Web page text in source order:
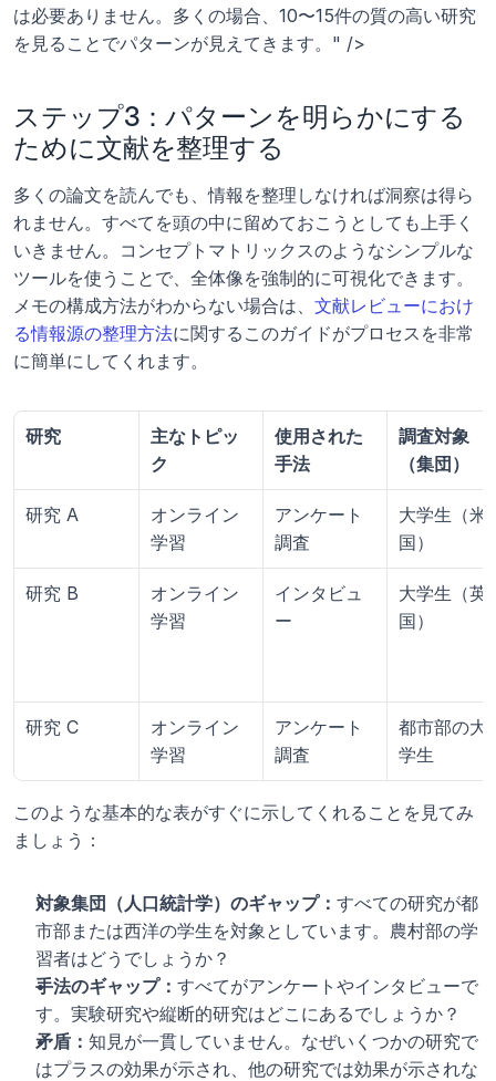
は必要ありません。多くの場合、10〜15件の質の高い研究
を見ることでパターンが見えてきます。" />
ステップ3：パターンを明らかにする
ために文献を整理する
多くの論文を読んでも、情報を整理しなければ洞察は得ら
れません。すべてを頭の中に留めておこうとしても上手く
いきません。コンセプトマトリックスのようなシンプルな
ツールを使うことで、全体像を強制的に可視化できます。
メモの構成方法がわからない場合は、 文献レビューにおけ
る情報源の整理方法に関するこのガイドがプロセスを非常
に簡単にしてくれます。
研究
主なトピッ
ク
使用された
手法
調査対象
（集団）
研究 A
オンライン
学習
アンケート
調査
大学生（米
国）
研究 B
オンライン
学習
インタビュ
ー
大学生（英
国）
研究 C
オンライン
学習
アンケート
調査
都市部の大
学生
このような基本的な表がすぐに示してくれることを見てみ
ましょう：
対象集団（人口統計学）のギャップ： すべての研究が都
市部または西洋の学生を対象としています。農村部の学
習者はどうでしょうか？
手法のギャップ： すべてがアンケートやインタビューで
す。実験研究や縦断的研究はどこにあるでしょうか？
矛盾： 知見が一貫していません。なぜいくつかの研究で
はプラスの効果が示され、他の研究では効果が示されな